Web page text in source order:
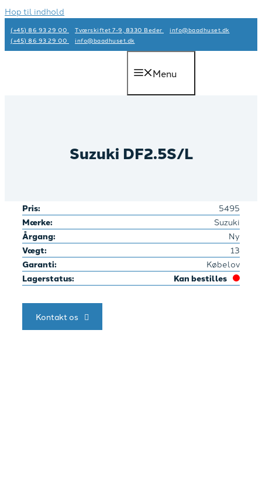
Hop til indhold
(+45) 86 93 29 00 Tværskiftet 7-9, 8330 Beder
info@baadhuset.dk​
(+45) 86 93 29 00
info@baadhuset.dk​
Menu
Suzuki DF2.5S/L
Pris: 5495
Mærke: Suzuki
Årgang: Ny
Vægt: 13
Garanti: Købelov
Lagerstatus: Kan bestilles
Kontakt os